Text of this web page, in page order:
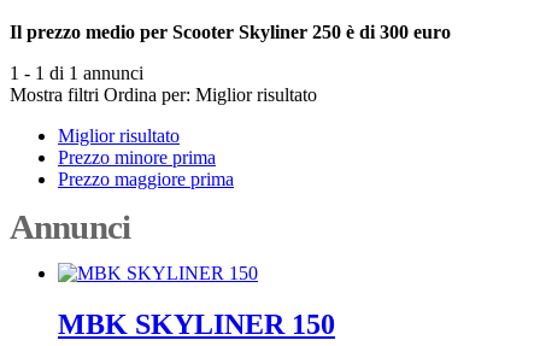
Il prezzo medio per Scooter Skyliner 250 è di 300 euro
1 - 1 di 1 annunci
Mostra filtri Ordina per: Miglior risultato
Miglior risultato
Prezzo minore prima
Prezzo maggiore prima
Annunci
MBK SKYLINER 150